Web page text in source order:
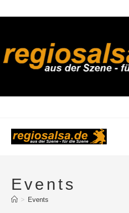
Inhalt
Events
> Events